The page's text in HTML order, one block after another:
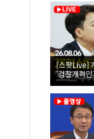
[스팟Live]
'검찰개혁
미나｜